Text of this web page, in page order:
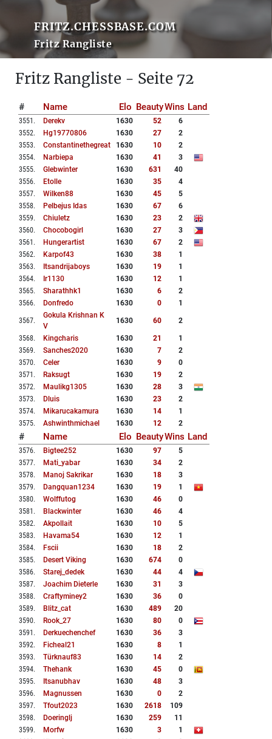
FRITZ.CHESSBASE.COM
Fritz Rangliste
Fritz Rangliste - Seite 72
# Name Elo BeautyWins Land
3551 . Derekv 1630 52
6
3552. Hg19770806 1630 27
2
3553. Constantinethegreat 1630 10
2
3554. Narbiepa 1630 41
3
3555. Glebwinter 1630 631
40
3556. Etolle 1630 35
4
3557. Wilken88 1630 45
5
3558. Pelbejus Idas 1630 67
6
3559. Chiuletz 1630 23
2
3560. Chocobogirl 1630 27
3
3561 . Hungerartist 1630 67
2
3562. Karpof43 1630 38
1
3563. Itsandrijaboys 1630 19
1
3564. Ir1130 1630 12
1
3565. Sharathhk1 1630 6
2
3566. Donfredo 1630 0 1
3567.
Gokula Krishnan K
V
1630 60 2
3568. Kingcharis 1630 21
1
3569. Sanches2020 1630 7
2
3570. Celer 1630 9
0
3571 . Raksugt 1630 19
2
3572. Maulikg1305 1630 28
3
3573. Dluis 1630 23
2
3574. Mikarucakamura 1630 14
1
3575. Ashwinthmichael 1630 12 2
# Name Elo BeautyWins Land
3576. Bigtee252 1630 97
5
3577. Mati_yabar 1630 34
2
3578. Manoj Sakrikar 1630 18
3
3579. Dangquan1234 1630 19
1
3580. Wolffutog 1630 46
0
3581 . Blackwinter 1630 46
4
3582. Akpollait 1630 10
5
3583. Havama54 1630 12
1
3584. Fscii 1630 18
2
3585. Desert Viking 1630 674
0
3586. Starej_dedek 1630 44
4
3587. Joachim Dieterle 1630 31
3
3588. Craftyminey2 1630 36
0
3589. Blitz_cat 1630 489
20
3590. Rook_27 1630 80
0
3591 . Derkuechenchef 1630 36
3
3592. Ficheal21 1630 8
1
3593. Türknauf83 1630 14
2
3594. Thehank 1630 45
0
3595. Itsanubhav 1630 48
3
3596. Magnussen 1630 0
2
3597. Tfout2023 1630 2618
109
3598. Doeringlj 1630 259
11
3599. Morfw 1630 3
1